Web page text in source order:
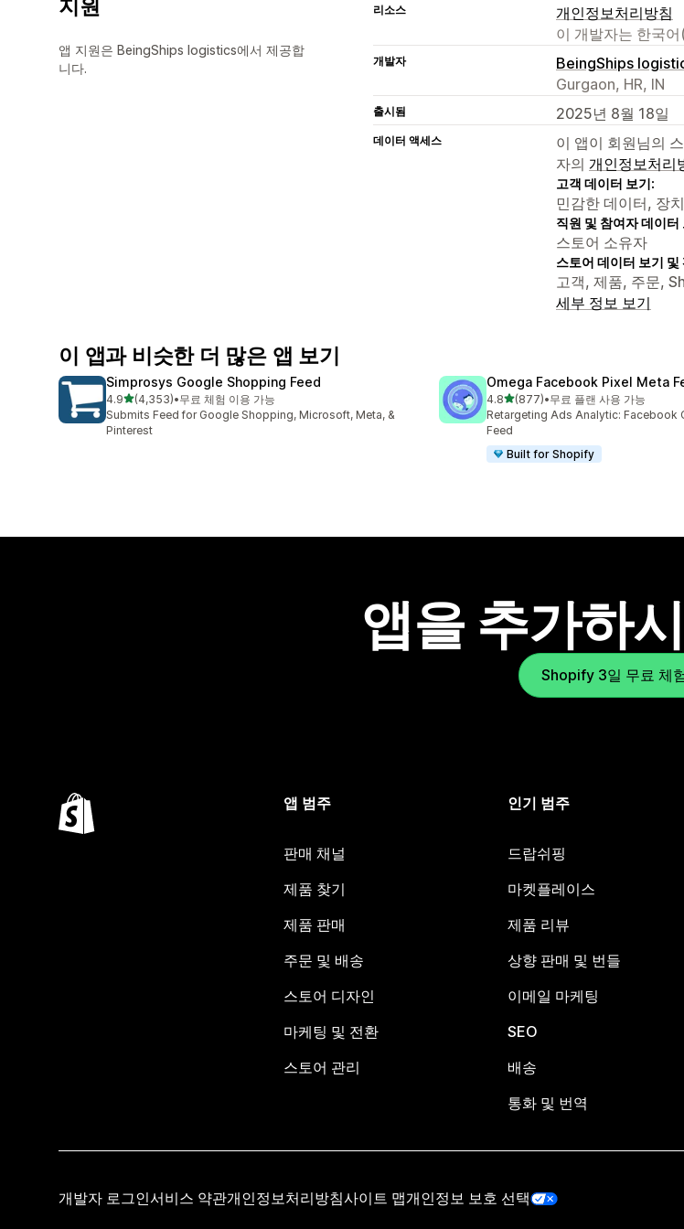
지원
앱 지원은 BeingShips logistics에서 제공합
니다.
리소스
개인정보처리방침
이 개발자는 한국
개발자
BeingShips
Gurgaon, HR, IN
출시됨 2025년 8월 18일
데이터 액세스
이 앱이 회원님의
자의 개인정보처리
고객 데이터 보기:
민감한 데이터, 장
직원 및 참여자 데이터
스토어 소유자
스토어 데이터 보기 및
고객, 제품, 주문,
세부 정보 보기
이 앱과 비슷한 더 많은 앱 보기
Simprosys Google Shopping Feed
4.9별 5개 중
(4,353)
총 리뷰 4353개
•무료 체험 이용 가능
Submits Feed for Google Shopping, Microsoft, Meta, &
Pinterest
Omega Facebook Pixel Meta
4.8별 5개 중
(877)
총 리뷰 877개
•무료 플랜 사용 가능
Retargeting Ads Analytic: Facebook
Feed
Built for Shopify
앱을 추가하
Shopify 3일 무료 체
앱 범주
판매 채널
제품 찾기
제품 판매
주문 및 배송
스토어 디자인
마케팅 및 전환
스토어 관리
인기 범주
드랍쉬핑
마켓플레이스
제품 리뷰
상향 판매 및 번들
이메일 마케팅
SEO
배송
통화 및 번역
개발자 로그인서비스 약관개인정보처리방침사이트 맵개인정보 보호 선택